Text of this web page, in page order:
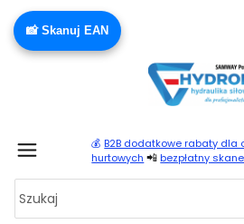
📸 Skanuj EAN
💰 B2B dodatkowe rabaty dla
hurtowych 📲 bezpłatny